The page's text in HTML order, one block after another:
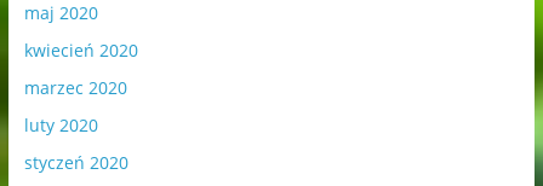
maj 2020
kwiecień 2020
marzec 2020
luty 2020
styczeń 2020